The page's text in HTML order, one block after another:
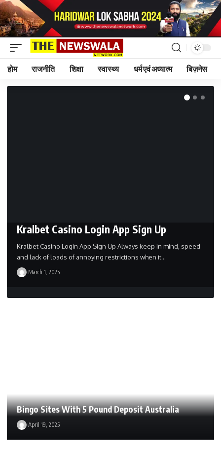
होम राजनीति शिक्षा स्वास्थ्य धर्म एवं अध्यात्म बिज़नेस
Kralbet Casino Login App Sign Up
Kralbet Casino Login App Sign Up Always keep in mind, speed
and lack of loads of annoying restrictions when it…
March 1, 2025
Bingo Sites With 5 Pound Deposit Australia
April 19, 2025